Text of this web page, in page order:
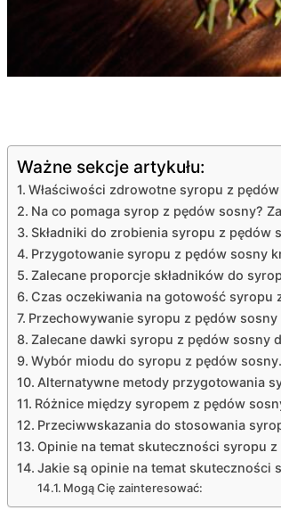
Ważne sekcje artykułu:
Właściwości zdrowotne syropu z
Na co pomaga syrop z pędów sosny?
Składniki do zrobienia syropu z
Przygotowanie syropu z pędów sosny
Zalecane proporcje składników do
Czas oczekiwania na gotowość syropu
Przechowywanie syropu z pędów
Zalecane dawki syropu z pędów sosny
Wybór miodu do syropu z pędów
Alternatywne metody przygotowania
Różnice między syropem z pędów
Przeciwwskazania do stosowania
Opinie na temat skuteczności syropu
Jakie są opinie na temat skuteczności
Mogą Cię zainteresować: